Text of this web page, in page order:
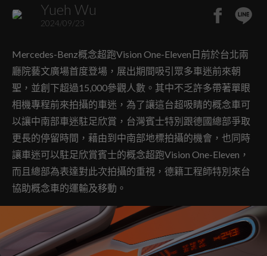
Yueh Wu
2024/09/23
Mercedes-Benz概念超跑Vision One-Eleven日前於台北兩
廳院藝文廣場首度登場，展出期間吸引眾多車迷前來朝
聖，並創下超過15,000參觀人數。其中不乏許多帶著單眼
相機專程前來拍攝的車迷，為了讓這台超吸睛的概念車可
以讓中南部車迷駐足欣賞，台灣賓士特別跟德國總部爭取
更長的停留時間，藉由到中南部地標拍攝的機會，也同時
讓車迷可以駐足欣賞賓士的概念超跑Vision One-Eleven，
而且總部為表達對此次拍攝的重視，德籍工程師特別來台
協助概念車的運輸及移動。